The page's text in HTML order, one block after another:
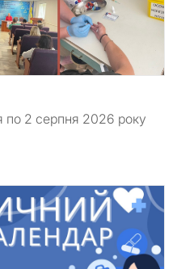
по 2 серпня 2026 року